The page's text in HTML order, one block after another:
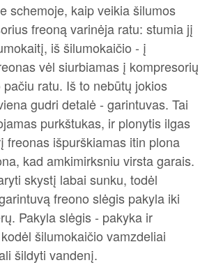
schemoje, kaip veikia šilumos
freoną varinėja ratu: stumia jį
iš šilumokaičio - į
vėl siurbiamas į kompresorių
ratu. Iš to nebūtų jokios
gudri detalė - garintuvas. Tai
purkštukas, ir plonytis ilgas
freonas išpurškiamas itin plona
kad amkimirksniu virsta garais.
skystį labai sunku, todėl
freono slėgis pakyla iki
Pakyla slėgis - pakyka ir
šilumokaičio vamzdeliai
šildyti vandenį.